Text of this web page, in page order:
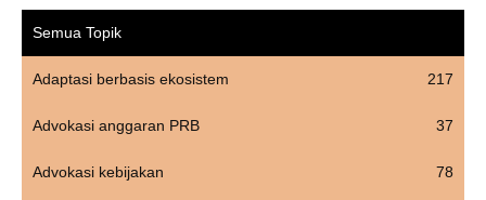
Semua Topik
Adaptasi berbasis ekosistem 217
Advokasi anggaran PRB 37
Advokasi kebijakan 78